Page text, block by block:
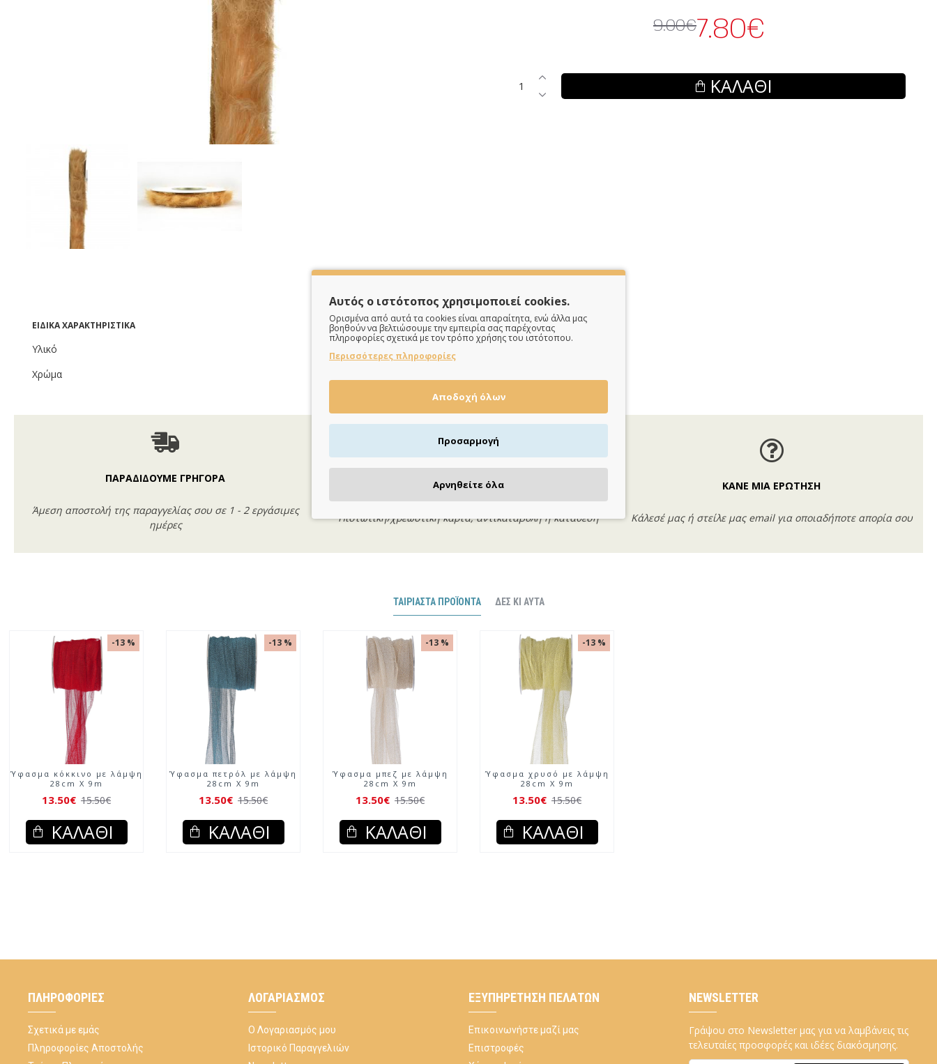
7.80€
9.00€
ΚΑΛΆΘΙ
ΕΙΔΙΚΆ ΧΑΡΑΚΤΗΡΙΣΤΙΚΆ
Υλικό
Χρώμα
ΠΑΡΑΔΙΔΟΥΜΕ ΓΡΗΓΟΡΑ
Άμεση αποστολή της παραγγελίας σου σε 1 - 2 εργάσιμες
ημέρες
ΠΛΗΡΩΝΕΙΣ ΟΠΩΣ ΘΕΣ
Πιστωτική/χρεωστική κάρτα, αντικαταβολή ή κατάθεση
ΚΑΝΕ ΜΙΑ ΕΡΩΤΗΣΗ
Κάλεσέ μας ή στείλε μας email για οποιαδήποτε απορία σου
ΤΑΙΡΙΑΣΤΆ ΠΡΟΪΌΝΤΑ ΔΕΣ ΚΙ ΑΥΤΆ
-13 %
Ύφασμα κόκκινο με λάμψη
28cm X 9m
13.50€ 15.50€
ΚΑΛΆΘΙ
-13 %
Ύφασμα πετρόλ με λάμψη
28cm X 9m
13.50€ 15.50€
ΚΑΛΆΘΙ
-13 %
Ύφασμα μπεζ με λάμψη
28cm X 9m
13.50€ 15.50€
ΚΑΛΆΘΙ
-13 %
Ύφασμα χρυσό με λάμψη
28cm X 9m
13.50€ 15.50€
ΚΑΛΆΘΙ
ΠΛΗΡΟΦΟΡΊΕΣ
Σχετικά με εμάς
Πληροφορίες Αποστολής
ΛΟΓΑΡΙΑΣΜΌΣ
Ο Λογαριασμός μου
Ιστορικό Παραγγελιών
ΕΞΥΠΗΡΈΤΗΣΗ ΠΕΛΑΤΏΝ
Επικοινωνήστε μαζί μας
Επιστροφές
NEWSLETTER
Γράψου στο Newsletter μας για να λαμβάνεις τις
τελευταίες προσφορές και ιδέες διακόσμησης.
Αυτός ο ιστότοπος χρησιμοποιεί cookies.
Ορισμένα από αυτά τα cookies είναι απαραίτητα, ενώ άλλα μας
βοηθούν να βελτιώσουμε την εμπειρία σας παρέχοντας
πληροφορίες σχετικά με τον τρόπο χρήσης του ιστότοπου.
Περισσότερες πληροφορίες
Αποδοχή όλων
Προσαρμογή
Αρνηθείτε όλα